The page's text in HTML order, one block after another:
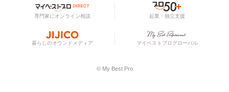
専門家にオンライン相談 起業・独立支援
暮らしのオウンドメディア マイベストプログローバル
© My Best Pro